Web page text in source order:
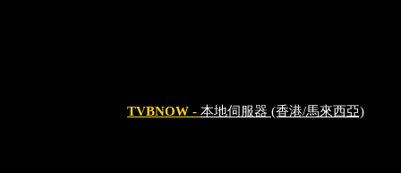
TVBNOW - 本地伺服器 (香港/馬來西亞)